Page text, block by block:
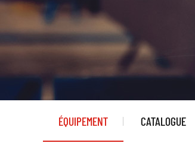
ÉQUIPEMENT CATALOGUE